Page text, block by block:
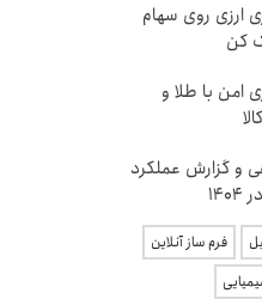
ارزی روی سهام
کن
امن با طلا و
و گزارش عملکرد
فرم ساز آنلاین